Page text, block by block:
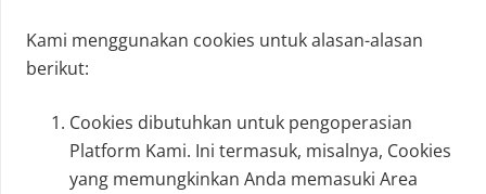
Kami menggunakan cookies untuk alasan-alasan
berikut:
Cookies dibutuhkan untuk pengoperasian
Platform Kami. Ini termasuk, misalnya, Cookies
yang memungkinkan Anda memasuki Area